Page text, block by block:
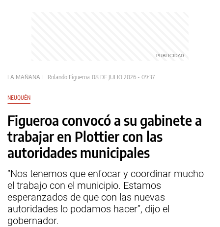
LA MAÑANA Rolando Figueroa 08 DE JULIO 2026 - 09:37
NEUQUÉN
Figueroa convocó a su gabinete a
trabajar en Plottier con las
autoridades municipales
“Nos tenemos que enfocar y coordinar mucho
el trabajo con el municipio. Estamos
esperanzados de que con las nuevas
autoridades lo podamos hacer”, dijo el
gobernador.